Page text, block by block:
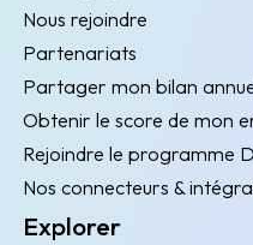
Nous rejoindre
Partenariats
Partager mon bilan
Obtenir le score de mon
Rejoindre le programme
Nos connecteurs &
Explorer